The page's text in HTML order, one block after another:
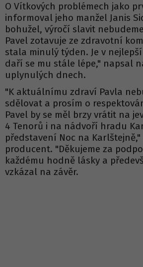
O Vítkových problémech jako
informoval jeho manžel Janis
bohužel, výročí slavit
Pavel zotavuje ze zdravotní
stala minulý týden. Je v
daří se mu stále lépe," napsal
uplynulých dnech.
"K aktuálnímu zdraví Pavla
sdělovat a prosím o
Pavel by se měl brzy vrátit na
4 Tenorů i na nádvoří hradu
představení Noc na
producent. "Děkujeme za
každému hodně lásky a
vzkázal na závěr.